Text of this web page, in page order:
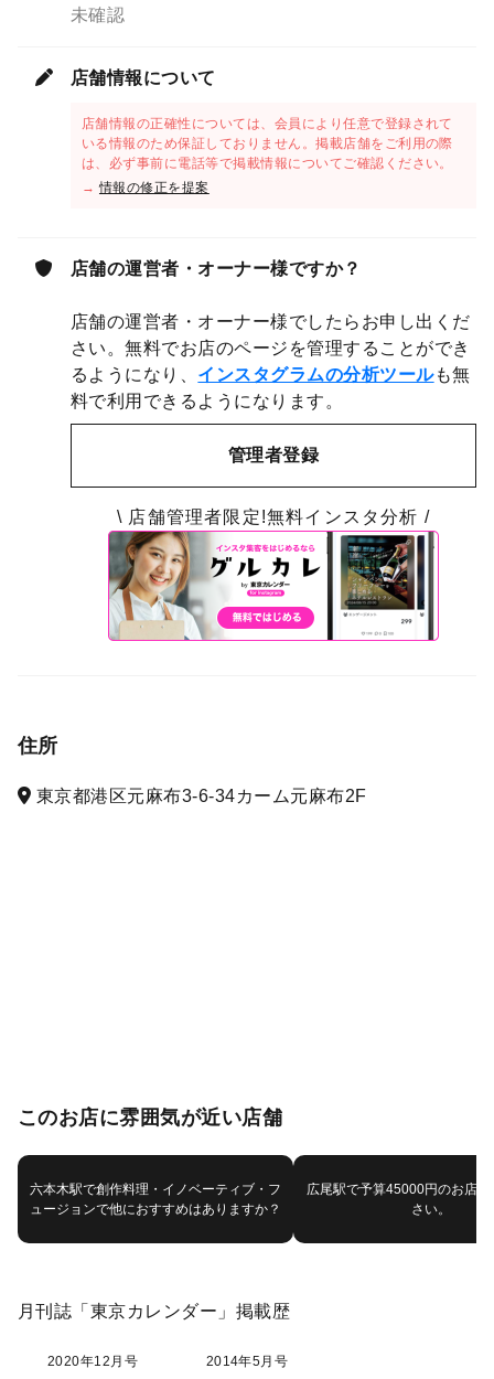
未確認
店舗情報について
店舗情報の正確性については、会員により任意で登録されて
いる情報のため保証しておりません。掲載店舗をご利用の際
は、必ず事前に電話等で掲載情報についてご確認ください。
→情報の修正を提案
店舗の運営者・オーナー様ですか？
店舗の運営者・オーナー様でしたらお申し出くだ
さい。無料でお店のページを管理することができ
るようになり、 インスタグラムの分析ツールも無
料で利用できるようになります。
管理者登録
\ 店舗管理者限定!無料インスタ分析 /
住所
東京都港区元麻布3-6-34カーム元麻布2F
このお店に雰囲気が近い店舗
六本木駅で創作料理・イノベーティブ・フ
ュージョンで他におすすめはありますか？
広尾駅で予算45000円のお店を
さい。
月刊誌「東京カレンダー」掲載歴
2020年12月号 2014年5月号